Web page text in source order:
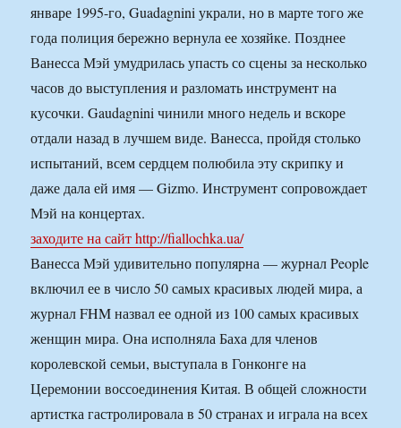
январе 1995-го, Guadagnini украли, но в марте того же
года полиция бережно вернула ее хозяйке. Позднее
Ванесса Мэй умудрилась упасть со сцены за несколько
часов до выступления и разломать инструмент на
кусочки. Gaudagnini чинили много недель и вскоре
отдали назад в лучшем виде. Ванесса, пройдя столько
испытаний, всем сердцем полюбила эту скрипку и
даже дала ей имя — Gizmo. Инструмент сопровождает
Мэй на концертах.
заходите на сайт http://fiallochka.ua/
Ванесса Мэй удивительно популярна — журнал People
включил ее в число 50 самых красивых людей мира, а
журнал FHM назвал ее одной из 100 самых красивых
женщин мира. Она исполняла Баха для членов
королевской семьи, выступала в Гонконге на
Церемонии воссоединения Китая. В общей сложности
артистка гастролировала в 50 странах и играла на всех